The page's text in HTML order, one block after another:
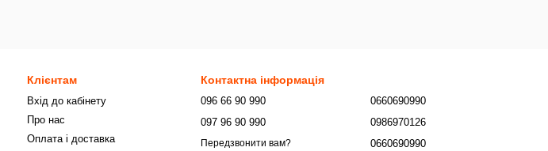
Клієнтам
Вхід до кабінету
Про нас
Оплата і доставка
Контактна інформація
096 66 90 990
097 96 90 990
Передзвонити вам?
0660690990
0986970126
0660690990